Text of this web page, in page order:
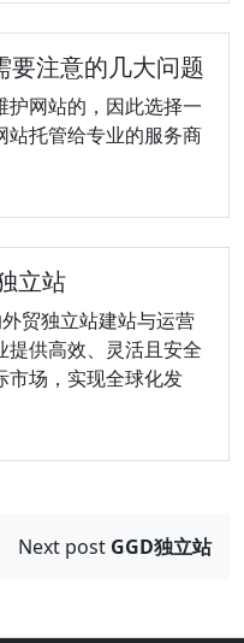
注意的几大问题
护网站的，因此选择一
站托管给专业的服务商
立站
贸独立站建站与运营
提供高效、灵活且安全
市场，实现全球化发
Next post GGD独立站